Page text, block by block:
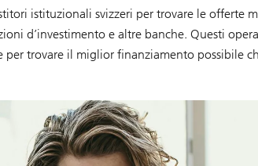
istituzionali svizzeri per trovare le offerte
d’investimento e altre banche. Questi
trovare il miglior finanziamento possibile